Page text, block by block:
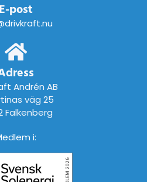
E-post
Andrén AB
väg 25
Falkenberg
i: